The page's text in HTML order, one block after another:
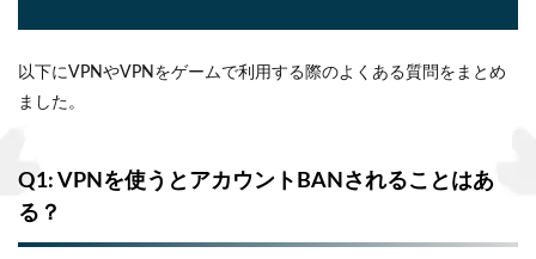
以下にVPNやVPNをゲームで利用する際のよくある質問をまとめ
ました。
Q1: VPNを使うとアカウントBANされることはあ
る？